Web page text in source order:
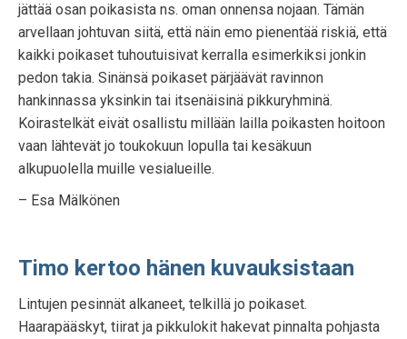
jättää osan poikasista ns. oman onnensa nojaan. Tämän
arvellaan johtuvan siitä, että näin emo pienentää riskiä, että
kaikki poikaset tuhoutuisivat kerralla esimerkiksi jonkin
pedon takia. Sinänsä poikaset pärjäävät ravinnon
hankinnassa yksinkin tai itsenäisinä pikkuryhminä.
Koirastelkät eivät osallistu millään lailla poikasten hoitoon
vaan lähtevät jo toukokuun lopulla tai kesäkuun
alkupuolella muille vesialueille.
– Esa Mälkönen
Timo kertoo hänen kuvauksistaan
Lintujen pesinnät alkaneet, telkillä jo poikaset.
Haarapääskyt, tiirat ja pikkulokit hakevat pinnalta pohjasta